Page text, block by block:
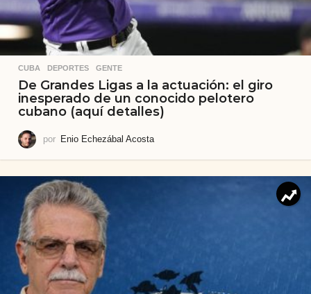
CUBA ,DEPORTES ,GENTE
De Grandes Ligas a la actuación: el giro
inesperado de un conocido pelotero
cubano (aquí detalles)
por Enio Echezábal Acosta